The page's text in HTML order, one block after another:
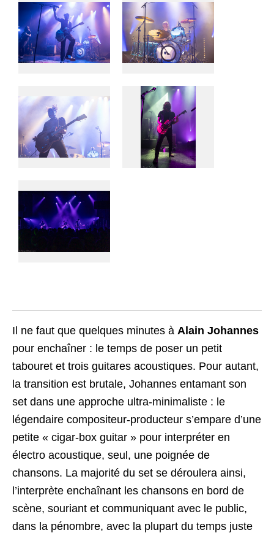
Il ne faut que quelques minutes à Alain Johannes
pour enchaîner : le temps de poser un petit
tabouret et trois guitares acoustiques. Pour autant,
la transition est brutale, Johannes entamant son
set dans une approche ultra-minimaliste : le
légendaire compositeur-producteur s’empare d’une
petite « cigar-box guitar » pour interpréter en
électro acoustique, seul, une poignée de
chansons. La majorité du set se déroulera ainsi,
l’interprète enchaînant les chansons en bord de
scène, souriant et communiquant avec le public,
dans la pénombre, avec la plupart du temps juste